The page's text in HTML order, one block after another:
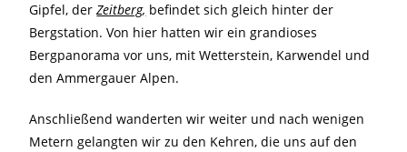
Gipfel, derZeitberg, befindet sich gleich hinter der
Bergstation. Von hier hatten wir ein grandioses
Bergpanorama vor uns, mit Wetterstein, Karwendel und
den Ammergauer Alpen.
Anschließend wanderten wir weiter und nach wenigen
Metern gelangten wir zu den Kehren, die uns auf den